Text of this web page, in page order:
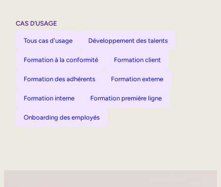
CAS D’USAGE
Tous cas d'usage Développement des talents
Formation à la conformité Formation client
Formation des adhérents Formation externe
Formation interne Formation première ligne
Onboarding des employés